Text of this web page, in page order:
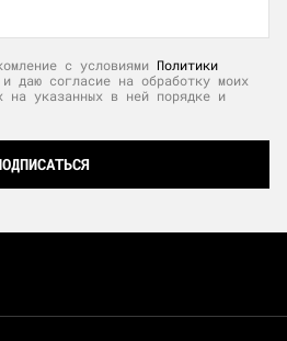
с условиями Политики
и даю согласие на обработку моих
на указанных в ней порядке и